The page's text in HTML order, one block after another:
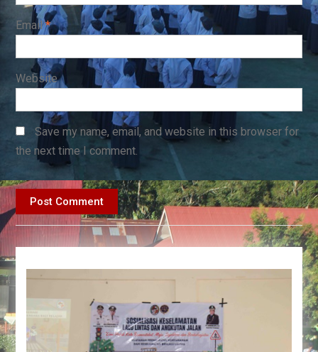
Email*
Website
Save my name, email, and website in this browser for
the next time I comment.